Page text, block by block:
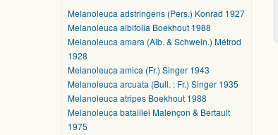
Melanoleuca adstringens (Pers.) Konrad 1927
Melanoleuca albifolia Boekhout 1988
Melanoleuca amara (Alb. & Schwein.) Métrod
1928
Melanoleuca amica (Fr.) Singer 1943
Melanoleuca arcuata (Bull. : Fr.) Singer 1935
Melanoleuca atripes Boekhout 1988
Melanoleuca bataillei Malençon & Bertault
1975